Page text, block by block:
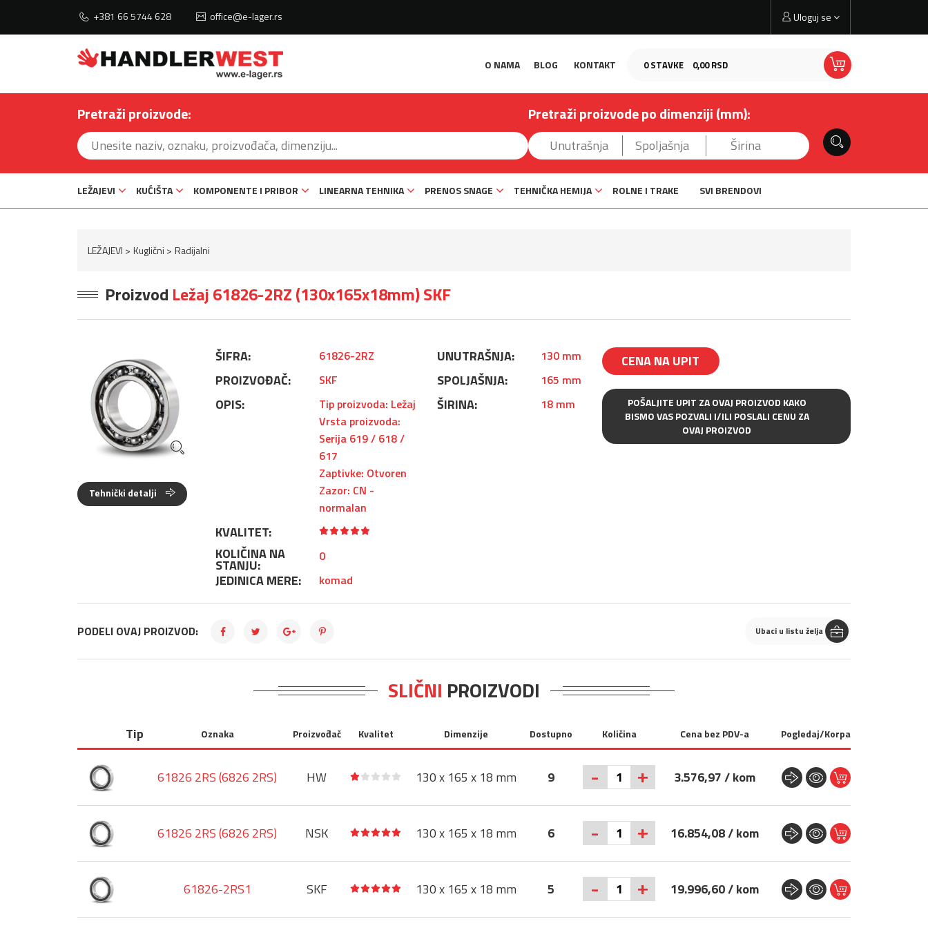
+381 66 5744 628 office@e-lager.rs
0STAVKE 0,00 RSD
Uloguj se
O NAMA BLOG KONTAKT
Pretraži proizvode: Pretraži proizvode po dimenziji (mm):
LEŽAJEVI KUĆIŠTA KOMPONENTE I PRIBOR LINEARNA TEHNIKA PRENOS SNAGE TEHNIČKA HEMIJA ROLNE I TRAKE SVI BRENDOVI
LEŽAJEVI Kuglični Radijalni
Proizvod Ležaj 61826-2RZ (130x165x18mm) SKF
Tehnički detalji
ŠIFRA: 61826-2RZ
PROIZVOĐAČ: SKF
OPIS:
Tip proizvoda: Ležaj
Vrsta proizvoda:
Serija 619 / 618 /
617
Zaptivke: Otvoren
Zazor: CN -
normalan
KVALITET:
KOLIČINA NA
STANJU: 0
JEDINICA MERE: komad
UNUTRAŠNJA: 130 mm
SPOLJAŠNJA: 165 mm
ŠIRINA: 18 mm
CENA NA UPIT
POŠALJITE UPIT ZA OVAJ PROIZVOD KAKO
BISMO VAS POZVALI I/ILI POSLALI CENU ZA
OVAJ PROIZVOD
PODELI OVAJ PROIZVOD: Ubaci u listu želja
SLIČNI PROIZVODI
Tip Oznaka Proizvođač Kvalitet Dimenzije Dostupno Količina Cena bez PDV-a Pogledaj/Korpa
61826 2RS (6826 2RS) HW 130 x 165 x 18 mm 9 - + 3.576,97 / kom
61826 2RS (6826 2RS) NSK 130 x 165 x 18 mm 6 - + 16.854,08 / kom
61826-2RS1 SKF 130 x 165 x 18 mm 5 - + 19.996,60 / kom